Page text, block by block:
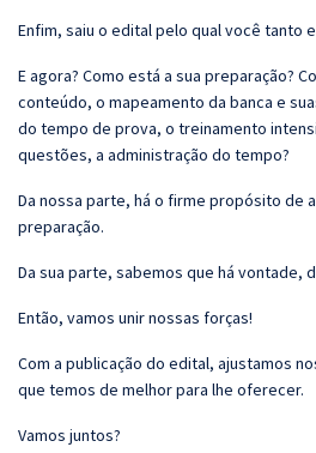
Enfim, saiu o edital pelo qual você tanto
E agora? Como está a sua preparação?
conteúdo, o mapeamento da banca e
do tempo de prova, o treinamento
questões, a administração do tempo?
Da nossa parte, há o firme propósito de
preparação.
Da sua parte, sabemos que há vontade,
Então, vamos unir nossas forças!
Com a publicação do edital, ajustamos
que temos de melhor para lhe oferecer.
Vamos juntos?